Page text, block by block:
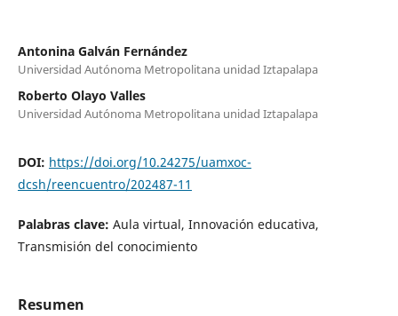
Antonina Galván Fernández
Universidad Autónoma Metropolitana unidad Iztapalapa
Roberto Olayo Valles
Universidad Autónoma Metropolitana unidad Iztapalapa
DOI: https://doi.org/10.24275/uamxoc-
dcsh/reencuentro/202487-11
Palabras clave: Aula virtual, Innovación educativa,
Transmisión del conocimiento
Resumen